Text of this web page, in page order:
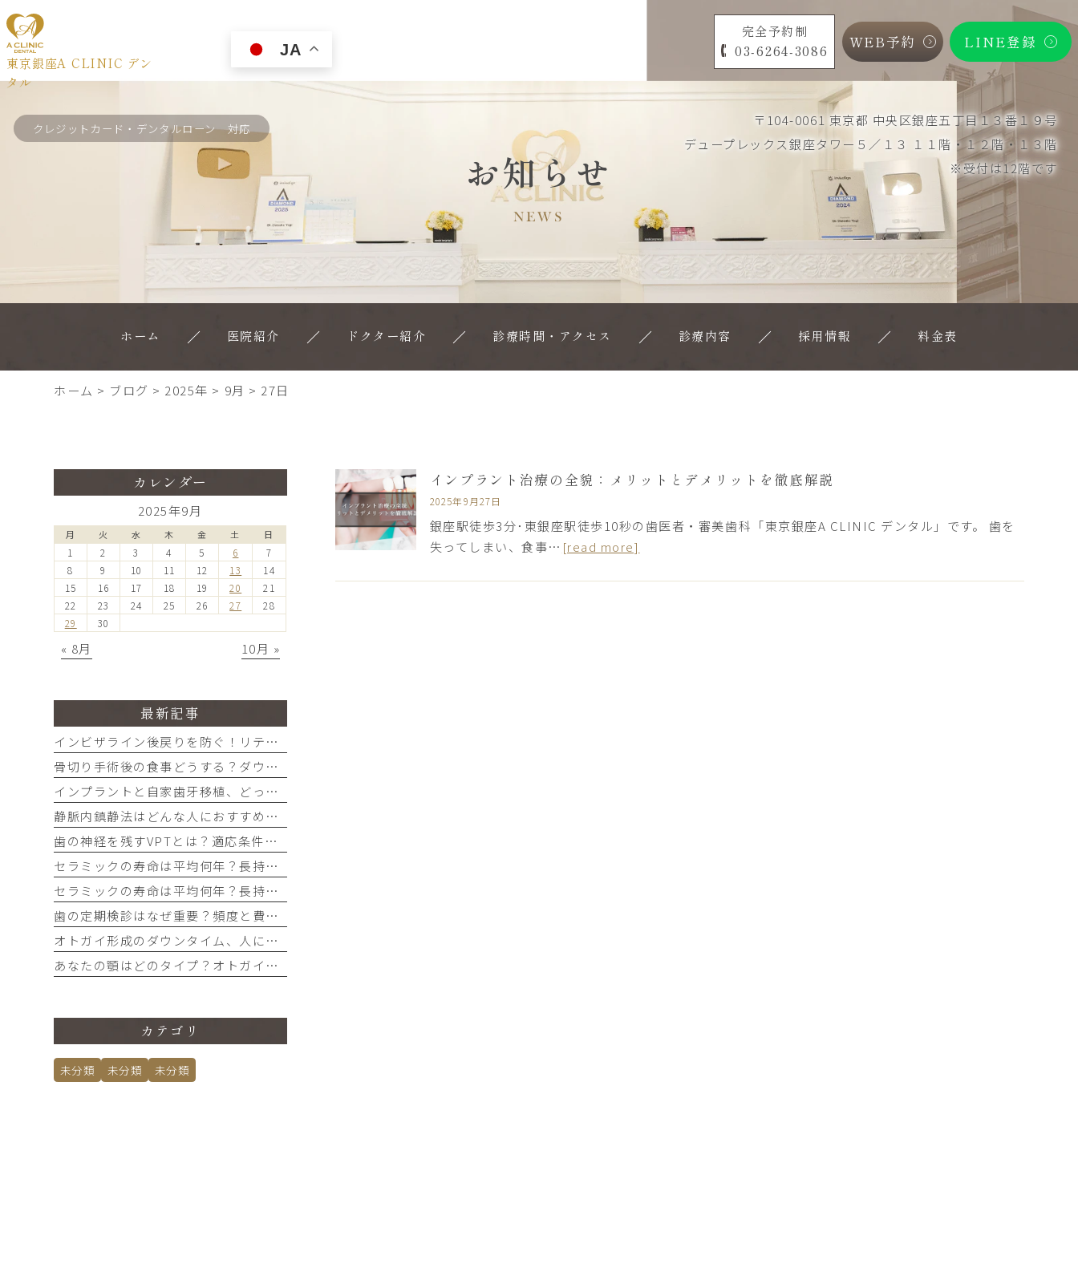
東京銀座A CLINIC デン
タル
JA
完全予約制
03-6264-3086
WEB予約 LINE登録
クレジットカード・デンタルローン 対応
〒104-0061 東京都 中央区銀座五丁目１３番１９号
デュープレックス銀座タワー５／１３ １１階・１２階・１３階
※受付は12階です
お知らせ
NEWS
ホーム 医院紹介 ドクター紹介 診療時間・アクセス 診療内容 採用情報 料金表
ホーム > ブログ > 2025年 > 9月 > 27日
インプラント治療の全貌：メリットとデメリットを徹底解説
2025年9月27日
銀座駅徒歩3分･東銀座駅徒歩10秒の歯医者・審美歯科「東京銀座A CLINIC デンタル」です。 歯を
失ってしまい、食事… [read more]
カレンダー
2025年9月
月 火 水 木 金 土 日
1 2 3 4 5 6
7
8
9 10 11 12 13
14
15
16 17 18 19 20
21
22
23 24 25 26 27
28
29
30
« 8月 10月 »
最新記事
インビザライン後戻りを防ぐ！リテーナーはいつまで？期間と費用を解説
骨切り手術後の食事どうする？ダウンタイムを乗り切る簡単レシピと注意点
インプラントと自家歯牙移植、どっちを選ぶ？後悔しないための比較ポイント
静脈内鎮静法はどんな人におすすめ？費用と当日の流れを解説
歯の神経を残すVPTとは？適応条件とメリットをわかりやすく解説
セラミックの寿命は平均何年？長持ちさせるメンテナンス方法
セラミックの寿命は平均何年？長持ちさせるメンテナンス方法
歯の定期検診はなぜ重要？頻度と費用の目安を分かりやすく解説
オトガイ形成のダウンタイム、人に会えるのはいつから？腫れ・痛みの経過
あなたの顎はどのタイプ？オトガイ形成術の適応と術式をセルフチェック
カテゴリ
未分類 未分類 未分類